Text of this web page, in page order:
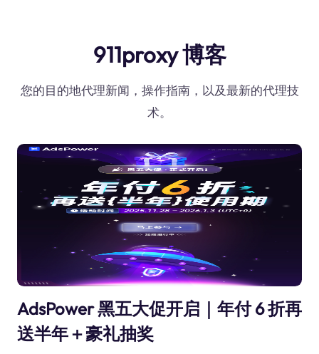
911proxy 博客
您的目的地代理新闻，操作指南，以及最新的代理技
术。
AdsPower 黑五大促开启｜年付 6 折再
送半年＋豪礼抽奖